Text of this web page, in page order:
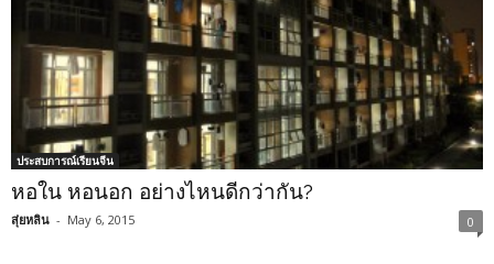
ประสบการณ์เรียนจีน
หอใน หอนอก อย่างไหนดีกว่ากัน?
สุ่ยหลิน - May 6, 2015 0